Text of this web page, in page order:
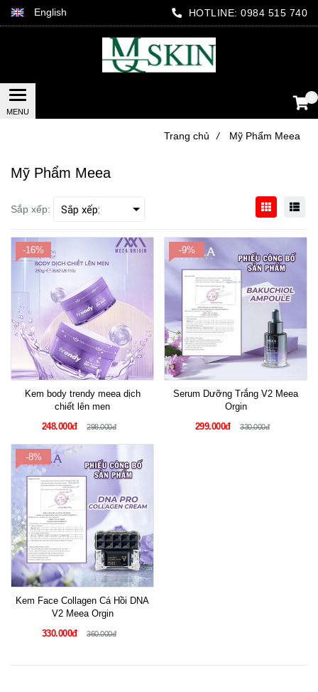
English HOTLINE: 0984 515 740
Trang chủ / Mỹ Phẩm Meea
Mỹ Phẩm Meea
Sắp xếp:
-16%
Kem body trendy meea dịch
chiết lên men
248.000đ
298.000đ
-9%
Serum Dưỡng Trắng V2 Meea
Orgin
299.000đ
330.000đ
-8%
Kem Face Collagen Cá Hồi DNA
V2 Meea Orgin
330.000đ
360.000đ